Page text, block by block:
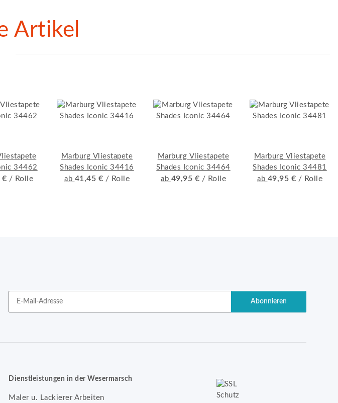
Artikel
34462
€ / Rolle
Marburg Vliestapete
Shades Iconic 34416
ab 41,45 € / Rolle
Marburg Vliestapete
Shades Iconic 34464
ab 49,95 € / Rolle
Marburg Vliestapete
Shades Iconic 34481
ab 49,95 € / Rolle
Abonnieren
Dienstleistungen in der Wesermarsch
Maler u. Lackierer Arbeiten